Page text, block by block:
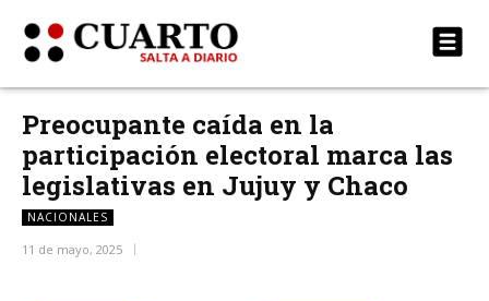
Preocupante caída en la
participación electoral marca las
legislativas en Jujuy y Chaco
NACIONALES
11 de mayo, 2025